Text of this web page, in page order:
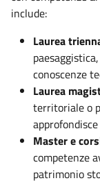
include:
Laurea
conoscenze
Laurea
territoriale o
Master e
competenze
patrimonio